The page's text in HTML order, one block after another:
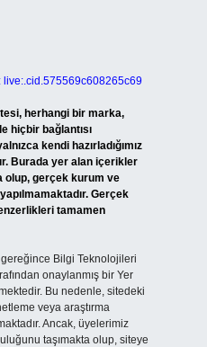
live:.cid.575569c608265c69
herhangi bir marka,
hiçbir bağlantısı
kendi hazırladığımız
Burada yer alan içerikler
olup, gerçek kurum ve
Gerçek
tamamen
gereğince Bilgi Teknolojileri
onaylanmış bir Yer
Bu nedenle, sitedeki
veya araştırma
Ancak, üyelerimiz
taşımakta olup, siteye